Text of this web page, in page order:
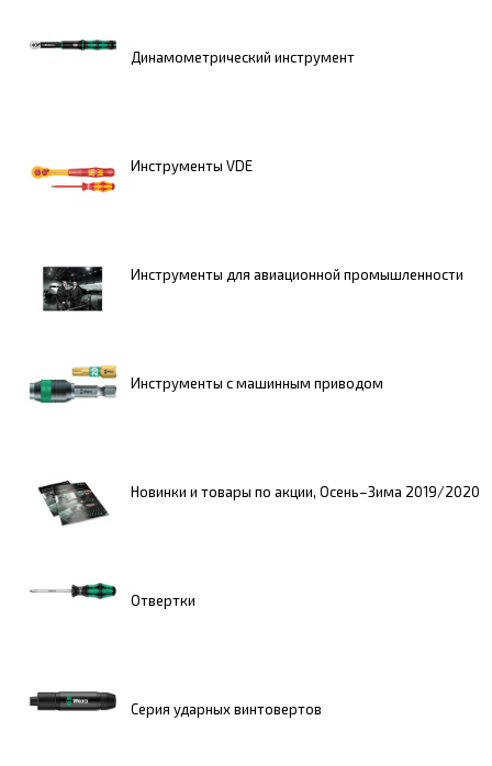
Динамометрический инструмент
Инструменты VDE
Инструменты для авиационной промышленности
Инструменты с машинным приводом
Новинки и товары по акции, Осень–Зима 2019/2020
Отвертки
Серия ударных винтовертов